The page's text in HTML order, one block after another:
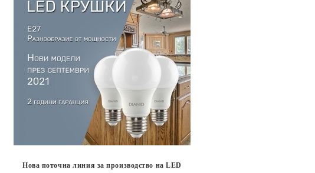
Нова поточна линия за производство на LED